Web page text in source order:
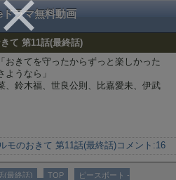
ラマ無料動画
て 第11話(最終話)
おきてを守ったからずっと楽しかった
うなら」
、鈴木福、世良公則、比嘉愛未、伊武
モのおきて 第11話(最終話)コメント:16
(最終話) TOP
ピースボート -